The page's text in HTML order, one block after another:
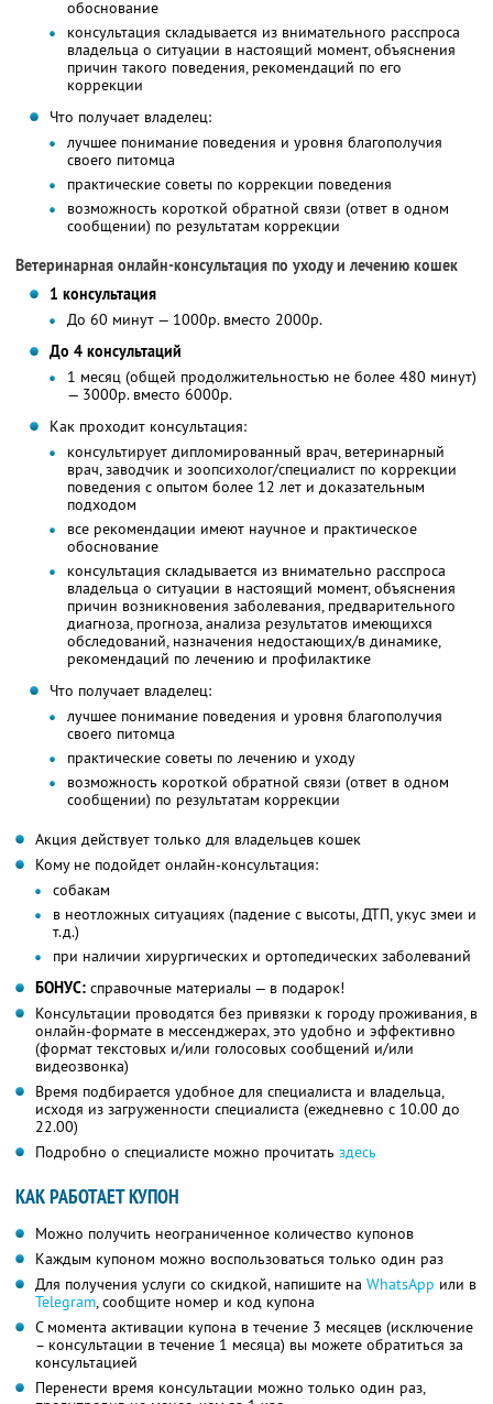
обоснование
консультация складывается из внимательного расспроса
владельца о ситуации в настоящий момент, объяснения
причин такого поведения, рекомендаций по его
коррекции
Что получает владелец:
лучшее понимание поведения и уровня благополучия
своего питомца
практические советы по коррекции поведения
возможность короткой обратной связи (ответ в одном
сообщении) по результатам коррекции
Ветеринарная онлайн-консультация по уходу и лечению кошек
1 консультация
До 60 минут — 1000р. вместо 2000р.
До 4 консультаций
1 месяц (общей продолжительностью не более 480 минут)
— 3000р. вместо 6000р.
Как проходит консультация:
консультирует дипломированный врач, ветеринарный
врач, заводчик и зоопсихолог/специалист по коррекции
поведения с опытом более 12 лет и доказательным
подходом
все рекомендации имеют научное и практическое
обоснование
консультация складывается из внимательно расспроса
владельца о ситуации в настоящий момент, объяснения
причин возникновения заболевания, предварительного
диагноза, прогноза, анализа результатов имеющихся
обследований, назначения недостающих/в динамике,
рекомендаций по лечению и профилактике
Что получает владелец:
лучшее понимание поведения и уровня благополучия
своего питомца
практические советы по лечению и уходу
возможность короткой обратной связи (ответ в одном
сообщении) по результатам коррекции
Акция действует только для владельцев кошек
Кому не подойдет онлайн-консультация:
собакам
в неотложных ситуациях (падение с высоты, ДТП, укус змеи и
т.д.)
при наличии хирургических и ортопедических заболеваний
БОНУС: справочные материалы — в подарок!
Консультации проводятся без привязки к городу проживания, в
онлайн-формате в мессенджерах, это удобно и эффективно
(формат текстовых и/или голосовых сообщений и/или
видеозвонка)
Время подбирается удобное для специалиста и владельца,
исходя из загруженности специалиста (ежедневно с 10.00 до
22.00)
Подробно о специалисте можно прочитать здесь
КАК РАБОТАЕТ КУПОН
Можно получить неограниченное количество купонов
Каждым купоном можно воспользоваться только один раз
Для получения услуги со скидкой, напишите на WhatsApp или в
Telegram, сообщите номер и код купона
С момента активации купона в течение 3 месяцев (исключение
– консультации в течение 1 месяца) вы можете обратиться за
консультацией
Перенести время консультации можно только один раз,